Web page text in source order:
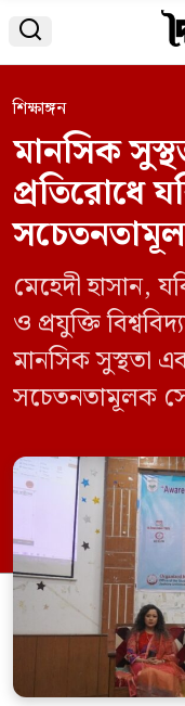

শিক্ষাঙ্গন
মানসিক
প্রতিরোধে
মেহেদী হাসান,
ও প্রযুক্তি
মানসিক সুস্থতা
সচেতনতামূলক
অধ্যাপক
দুপুর দুইটায়
নিরাময় ও
যবিপ্রবির এন্টি-
ছাত্র পরামর্শ ও
আয়োজন